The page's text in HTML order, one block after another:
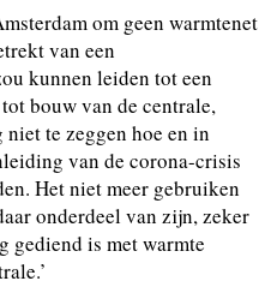
om geen warmtenet
van een
kunnen leiden tot een
bouw van de centrale,
te zeggen hoe en in
van de corona-crisis
Het niet meer gebruiken
onderdeel van zijn, zeker
gediend is met warmte